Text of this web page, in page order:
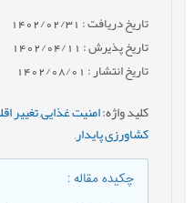
تاریخ دریافت : 1402/02/31
تاریخ پذیرش : 1402/04/11
تاریخ انتشار : 1402/08/01
کلید واژه:امنیت غذایی,تغییر
کشاورزی پایدار,
چکیده مقاله: